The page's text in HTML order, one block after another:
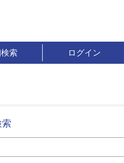
索 ログイン